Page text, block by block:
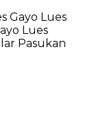
Gayo Lues
Lues
Pasukan